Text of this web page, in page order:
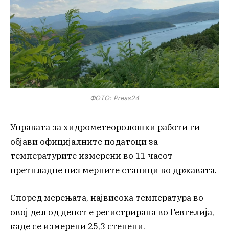
ФОТО: Press24
Управата за хидрометеоролошки работи ги
објави официјалните податоци за
температурите измерени во 11 часот
претпладне низ мерните станици во државата.
Според мерењата, највисока температура во
овој дел од денот е регистрирана во Гевгелија,
каде се измерени 25,3 степени.